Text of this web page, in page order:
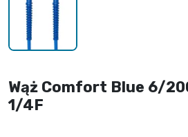
Wąż Comfort Blue 6/
1/4F